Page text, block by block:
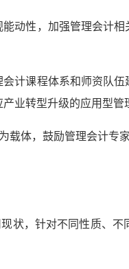
动性，加强管理会计
计课程体系和师资队
业转型升级的应用型管
载体，鼓励管理会计
状，针对不同性质、